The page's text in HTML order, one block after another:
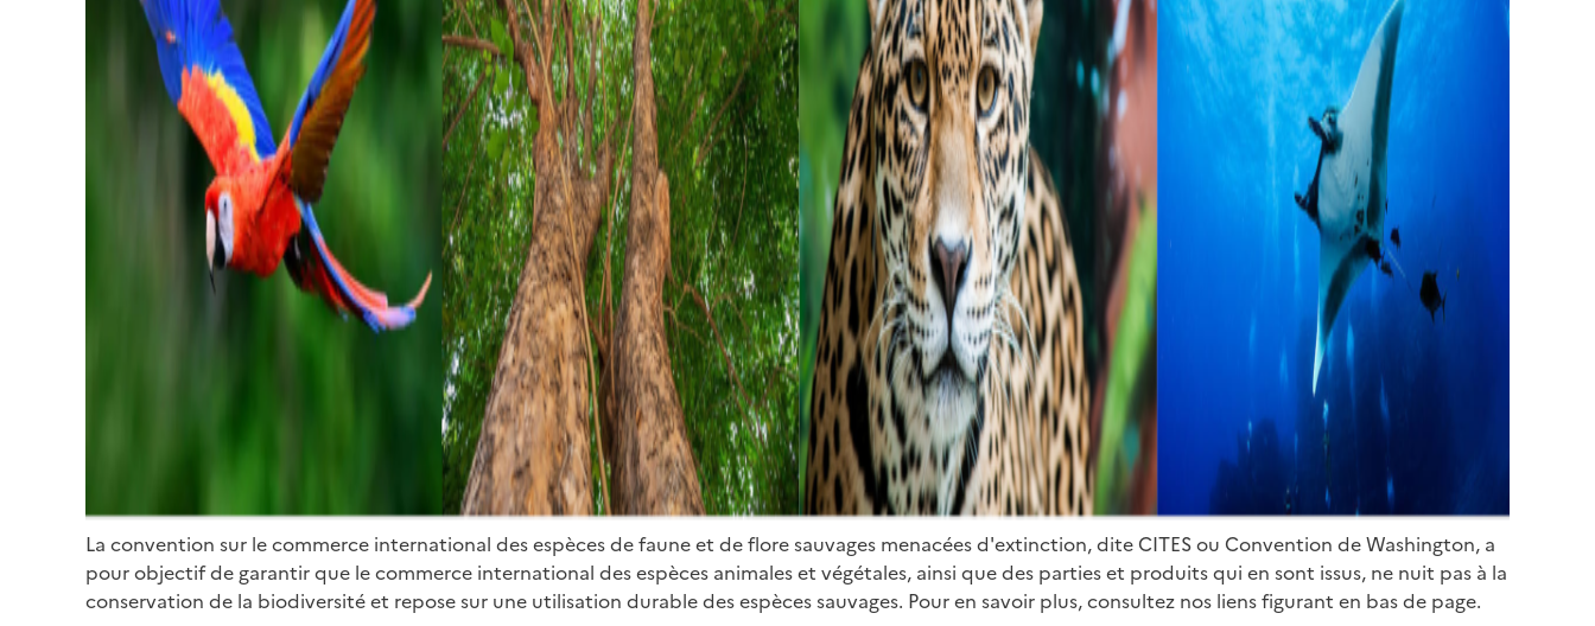
La convention sur le commerce international des espèces de faune et de flore sauvages menacées d'extinction, dite CITES ou Convention de Washington, a
pour objectif de garantir que le commerce international des espèces animales et végétales, ainsi que des parties et produits qui en sont issus, ne nuit pas à la
conservation de la biodiversité et repose sur une utilisation durable des espèces sauvages. Pour en savoir plus, consultez nos liens figurant en bas de page.